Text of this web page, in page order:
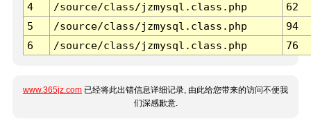
4
/source/class/jzmysql.class.php
62
5
/source/class/jzmysql.class.php
94
6
/source/class/jzmysql.class.php 76
www.365jz.com 已经将此出错信息详细记录, 由此给您带来的访问不便我
们深感歉意.